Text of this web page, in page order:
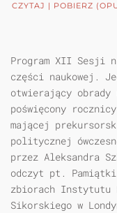
CZYTAJ | POBIERZ
Program XII Sesji
części naukowej.
otwierający obrady
poświęcony
mającej
politycznej
przez Aleksandra
odczyt pt.
zbiorach Instytutu
Sikorskiego w